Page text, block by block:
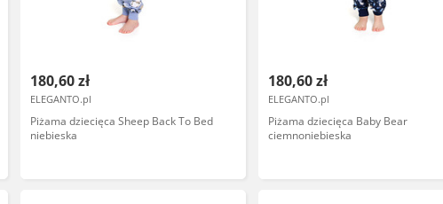
180,60 zł
ELEGANTO.pl
Piżama dziecięca Sheep Back To Bed
niebieska
180,60 zł
ELEGANTO.pl
Piżama dziecięca Baby Bear
ciemnoniebieska